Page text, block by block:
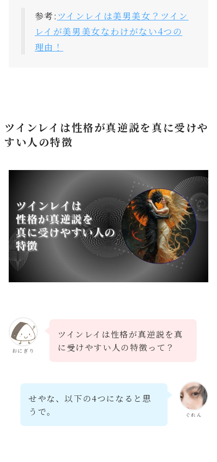
参考:ツインレイは美男美女？ツイン
レイが美男美女なわけがない4つの
理由！
ツインレイは性格が真逆説を真に受けや
すい人の特徴
おにぎり
ツインレイは性格が真逆説を真
に受けやすい人の特徴って？
ぐれん
せやな、以下の4つになると思
うで。